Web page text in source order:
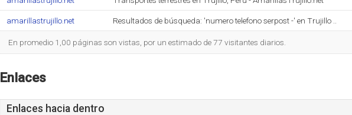
amarillastrujillo.net Resultados de búsqueda: 'numero telefono serpost -' en Trujillo ..
En promedio 1,00 páginas son vistas, por un estimado de 77 visitantes diarios.
Enlaces
Enlaces hacia dentro